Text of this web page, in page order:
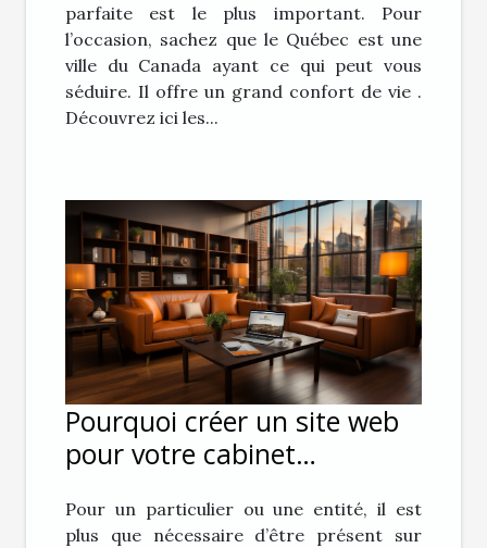
parfaite est le plus important. Pour
l’occasion, sachez que le Québec est une
ville du Canada ayant ce qui peut vous
séduire. Il offre un grand confort de vie .
Découvrez ici les...
Pourquoi créer un site web
pour votre cabinet
Pour un particulier ou une entité, il est
plus que nécessaire d’être présent sur